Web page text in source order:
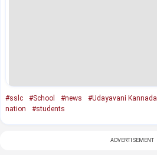
#sslc #School #news #Udayavani Kannada
nation
#students
ADVERTISEMENT